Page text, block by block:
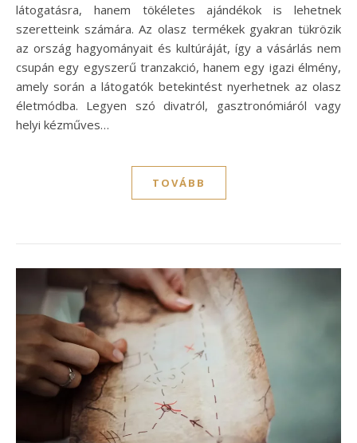
látogatásra, hanem tökéletes ajándékok is lehetnek
szeretteink számára. Az olasz termékek gyakran tükrözik
az ország hagyományait és kultúráját, így a vásárlás nem
csupán egy egyszerű tranzakció, hanem egy igazi élmény,
amely során a látogatók betekintést nyerhetnek az olasz
életmódba. Legyen szó divatról, gasztronómiáról vagy
helyi kézműves…
TOVÁBB